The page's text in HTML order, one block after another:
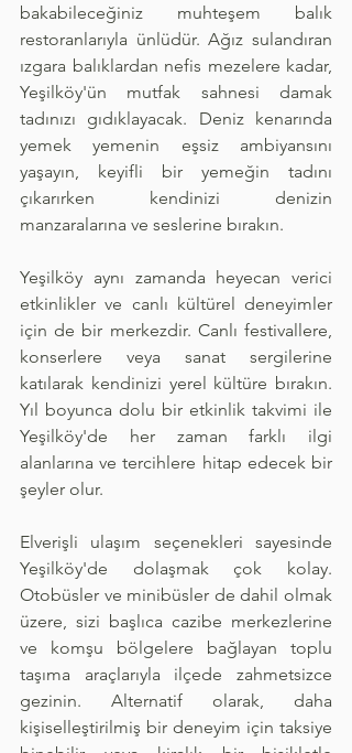
bakabileceğiniz muhteşem balık
restoranlarıyla ünlüdür. Ağız sulandıran
ızgara balıklardan nefis mezelere kadar,
Yeşilköy'ün mutfak sahnesi damak
tadınızı gıdıklayacak. Deniz kenarında
yemek yemenin eşsiz ambiyansını
yaşayın, keyifli bir yemeğin tadını
çıkarırken kendinizi denizin
manzaralarına ve seslerine bırakın.
Yeşilköy aynı zamanda heyecan verici
etkinlikler ve canlı kültürel deneyimler
için de bir merkezdir. Canlı festivallere,
konserlere veya sanat sergilerine
katılarak kendinizi yerel kültüre bırakın.
Yıl boyunca dolu bir etkinlik takvimi ile
Yeşilköy'de her zaman farklı ilgi
alanlarına ve tercihlere hitap edecek bir
şeyler olur.
Elverişli ulaşım seçenekleri sayesinde
Yeşilköy'de dolaşmak çok kolay.
Otobüsler ve minibüsler de dahil olmak
üzere, sizi başlıca cazibe merkezlerine
ve komşu bölgelere bağlayan toplu
taşıma araçlarıyla ilçede zahmetsizce
gezinin. Alternatif olarak, daha
kişiselleştirilmiş bir deneyim için taksiye